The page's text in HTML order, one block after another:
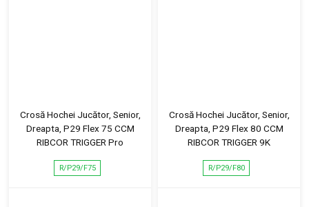
Crosă Hochei Jucător, Senior,
Dreapta, P29 Flex 75 CCM
RIBCOR TRIGGER Pro
R/P29/F75
Crosă Hochei Jucător, Senior,
Dreapta, P29 Flex 80 CCM
RIBCOR TRIGGER 9K
R/P29/F80